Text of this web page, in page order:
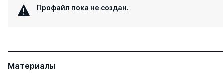
Профайл пока не создан.
Материалы